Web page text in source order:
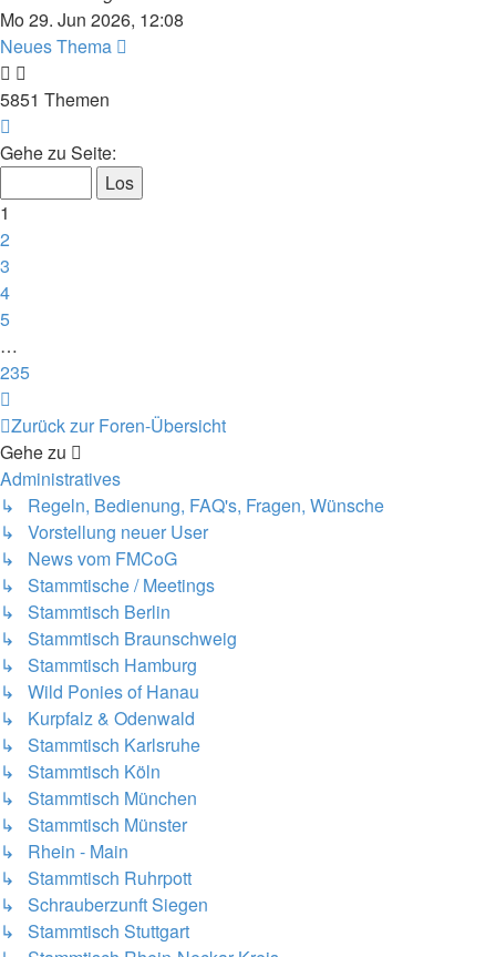
Mo 29. Jun 2026, 12:08
Neues Thema
5851 Themen
1
235
Gehe zu Seite:
1
2
3
4
5
…
235
Zurück zur Foren-Übersicht
Gehe zu
Administratives
↳ Regeln, Bedienung, FAQ's, Fragen, Wünsche
↳ Vorstellung neuer User
↳ News vom FMCoG
↳ Stammtische / Meetings
↳ Stammtisch Berlin
↳ Stammtisch Braunschweig
↳ Stammtisch Hamburg
↳ Wild Ponies of Hanau
↳ Kurpfalz & Odenwald
↳ Stammtisch Karlsruhe
↳ Stammtisch Köln
↳ Stammtisch München
↳ Stammtisch Münster
↳ Rhein - Main
↳ Stammtisch Ruhrpott
↳ Schrauberzunft Siegen
↳ Stammtisch Stuttgart